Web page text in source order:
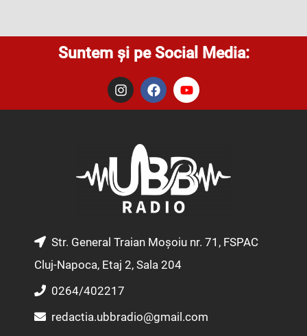
Suntem și pe Social Media:
I
n
s
m
F
a
c
o
k
Y
o
u
e
Str. General Traian Moșoiu nr. 71, FSPAC
Cluj-Napoca, Etaj 2, Sala 204
0264/402217
redactia.ubbradio@gmail.com